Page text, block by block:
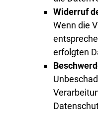
Widerruf
Wenn die
erfolgten